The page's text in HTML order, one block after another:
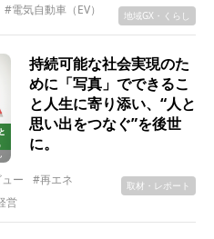
#電気自動車（EV） 地域GX・くらし
持続可能な社会実現のた
めに「写真」でできるこ
と人生に寄り添い、“人と
思い出をつなぐ”を後世
に。
ー
#再エネ
営
取材・レポート